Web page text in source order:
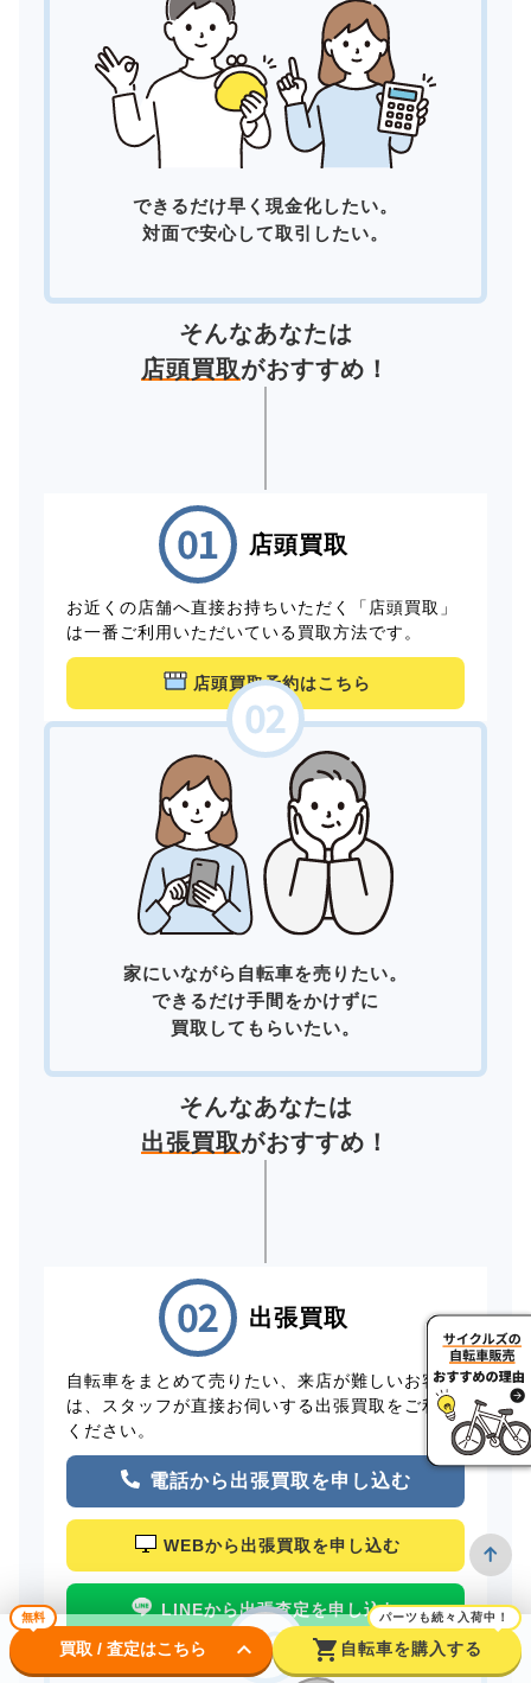
できるだけ早く現金化したい。
対面で安心して取引したい。
そんなあなたは
店頭買取がおすすめ！
店頭買取
お近くの店舗へ直接お持ちいただく「店頭買取」
は一番ご利用いただいている買取方法です。
店頭買取予約はこちら
家にいながら自転車を売りたい。
できるだけ手間をかけずに
買取してもらいたい。
そんなあなたは
出張買取がおすすめ！
出張買取
自転車をまとめて売りたい、来店が難しいお客様
は、スタッフが直接お伺いする出張買取をご利用
ください。
電話から出張買取を申し込む
WEBから出張買取を申し込む
LINEから出張査定を申し込む
無料
買取 / 査定はこちら keyboard_arrow_down shopping_cart
パーツも続々入荷中！
自転車を購入する